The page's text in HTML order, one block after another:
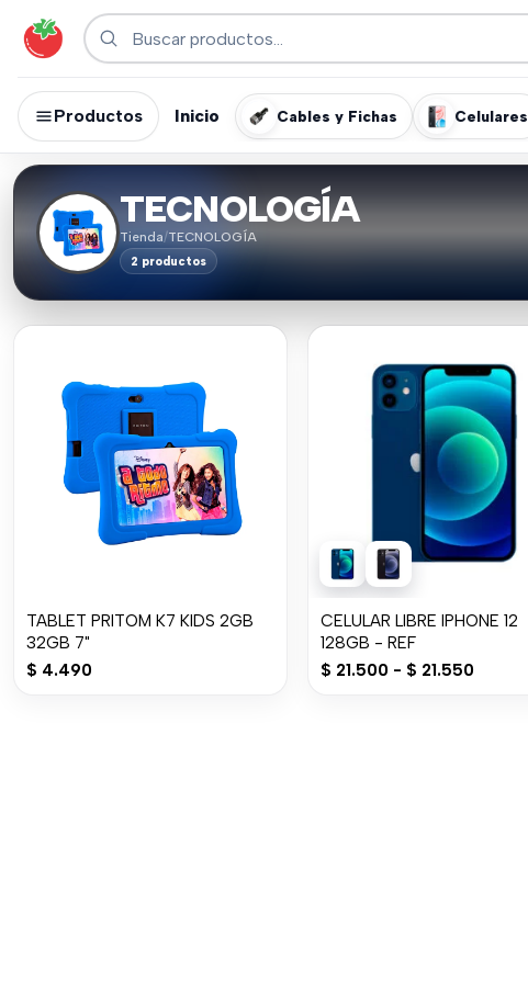
Productos Inicio Cables y Fichas Celulares
TECNOLOGÍA
Tienda/TECNOLOGÍA
2 productos
TABLET PRITOM K7 KIDS 2GB
32GB 7"
$ 4.490
CELULAR LIBRE IPHONE 12
128GB - REF
$ 21.500 - $ 21.550